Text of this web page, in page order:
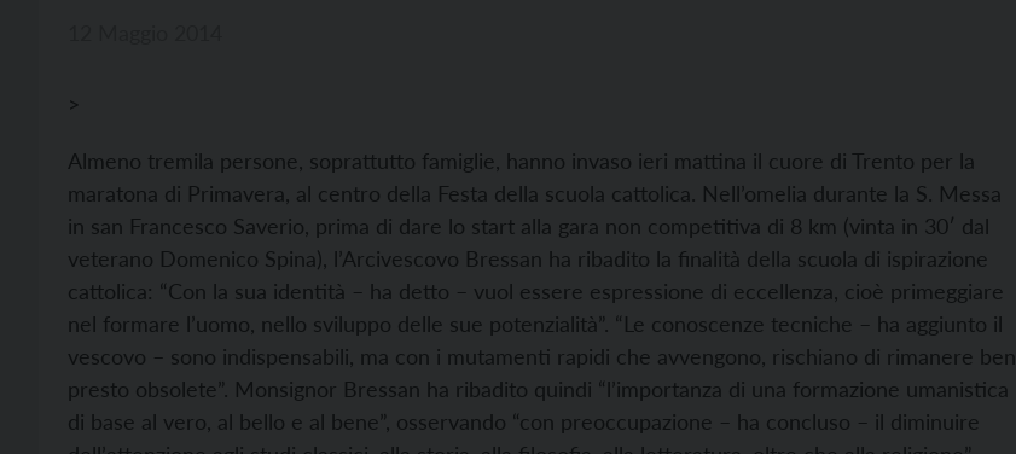
>
Almeno tremila persone, soprattutto famiglie, hanno invaso ieri mattina il cuore di Trento per la
maratona di Primavera, al centro della Festa della scuola cattolica. Nell’omelia durante la S. Messa
in san Francesco Saverio, prima di dare lo start alla gara non competitiva di 8 km (vinta in 30′ dal
veterano Domenico Spina), l’Arcivescovo Bressan ha ribadito la finalità della scuola di ispirazione
cattolica: “Con la sua identità – ha detto – vuol essere espressione di eccellenza, cioè primeggiare
nel formare l’uomo, nello sviluppo delle sue potenzialità”. “Le conoscenze tecniche – ha aggiunto il
vescovo – sono indispensabili, ma con i mutamenti rapidi che avvengono, rischiano di rimanere ben
presto obsolete”. Monsignor Bressan ha ribadito quindi “l’importanza di una formazione umanistica
di base al vero, al bello e al bene”, osservando “con preoccupazione – ha concluso – il diminuire